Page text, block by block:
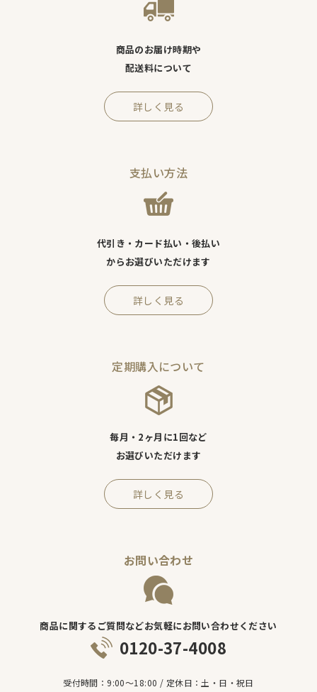
商品のお届け時期や
配送料について
詳しく見る
支払い方法
代引き・カード払い・後払い
からお選びいただけます
詳しく見る
定期購入について
毎月・2ヶ月に1回など
お選びいただけます
詳しく見る
お問い合わせ
商品に関するご質問などお気軽にお問い合わせください
0120-37-4008
受付時間：9:00～18:00 / 定休日：土・日・祝日